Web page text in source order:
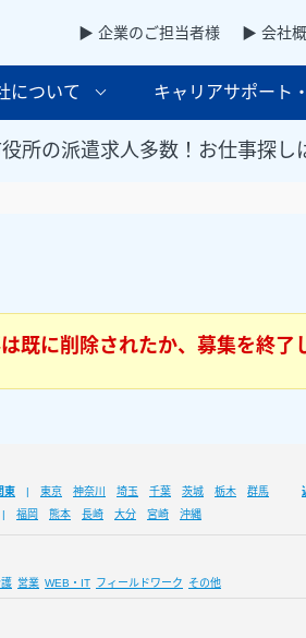
▶ 企業のご担当者様 ▶ 会社
について キャリアサポート
所の派遣求人多数！お仕事探し
既に削除されたか、募集を終了
東 東京 神奈川 埼玉 千葉 茨城 栃木 群馬
福岡 熊本 長崎 大分 宮崎 沖縄
営業 WEB・IT フィールドワーク その他